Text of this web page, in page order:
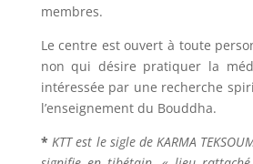
membres.
Le centre est ouvert à toute
non qui désire pratiquer la
intéressée par une recherche
l’enseignement du Bouddha.
* KTT est le sigle de KARMA